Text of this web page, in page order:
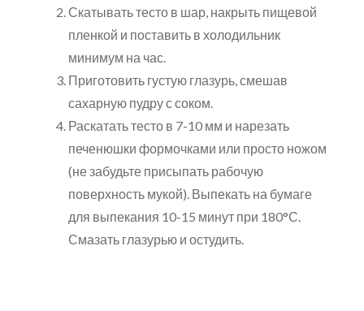
Скатывать тесто в шар, накрыть пищевой
пленкой и поставить в холодильник
минимум на час.
Приготовить густую глазурь, смешав
сахарную пудру с соком.
Раскатать тесто в 7-10 мм и нарезать
печенюшки формочками или просто ножом
(не забудьте присыпать рабочую
поверхность мукой). Выпекать на бумаге
для выпекания 10-15 минут при 180°С.
Смазать глазурью и остудить.